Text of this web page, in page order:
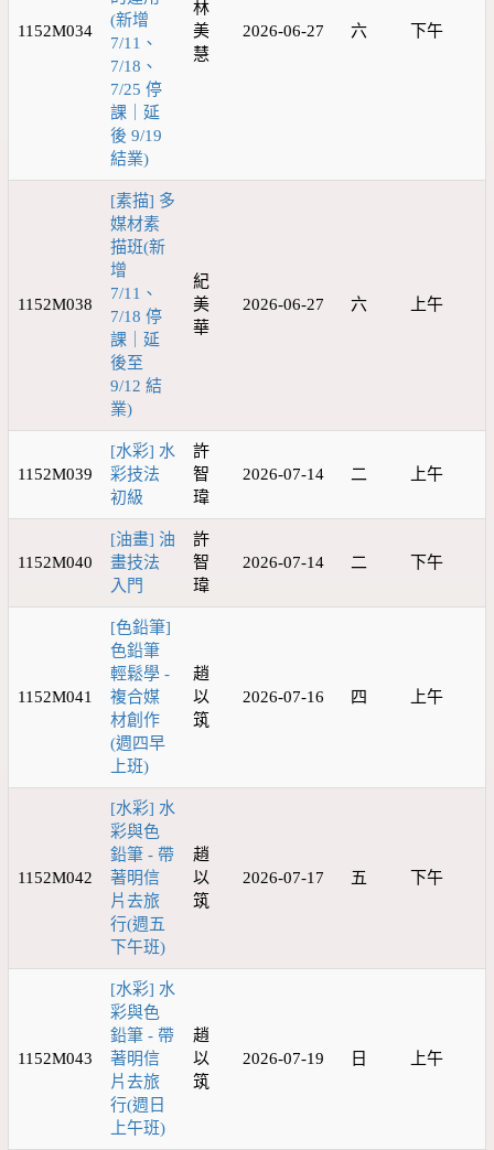
1152M034
(新增
7/11、
7/18、
7/25 停
課｜延
後 9/19
結業)
林
美
慧
2026-06-27 六 下午
1152M038
[素描] 多
媒材素
描班(新
增
7/11、
7/18 停
課｜延
後至
9/12 結
業)
紀
美
華
2026-06-27 六 上午
1152M039
[水彩] 水
彩技法
初級
許
智
瑋
2026-07-14 二 上午
1152M040
[油畫] 油
畫技法
入門
許
智
瑋
2026-07-14 二 下午
1152M041
[色鉛筆]
色鉛筆
輕鬆學 -
複合媒
材創作
(週四早
上班)
趙
以
筑
2026-07-16 四 上午
1152M042
[水彩] 水
彩與色
鉛筆 - 帶
著明信
片去旅
行(週五
下午班)
趙
以
筑
2026-07-17 五 下午
1152M043
[水彩] 水
彩與色
鉛筆 - 帶
著明信
片去旅
行(週日
上午班)
趙
以
筑
2026-07-19 日 上午